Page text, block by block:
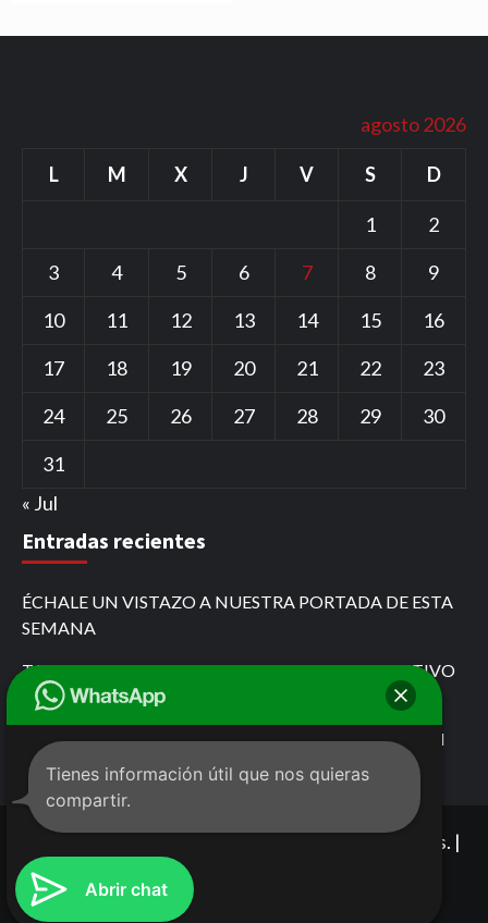
agosto 2026
L M X J V S D
1
2
3
4 5 6 7 8
9
10
11 12 13 14 15
16
17
18 19 20 21 22
23
24
25 26 27 28 29
30
31
« Jul
Entradas recientes
ÉCHALE UN VISTAZO A NUESTRA PORTADA DE ESTA
SEMANA
TARJETA ROJA POR PASARSE EL ROJO EL COLECTIVO
QUE SE CREYÓ DE FÓRMULA 1
MARIO FOX DESAFÍA AL GOBIERNO DE CHIAPAS EN
COMITÁN
Copyright © 2021 Todos los derechos reservados. |
Radio Bonampak y Diario Bonampak de Grupo
Abrir chat
Tienes información útil que nos quieras
compartir.